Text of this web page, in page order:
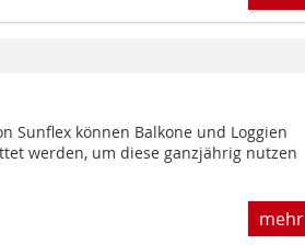
Sunflex können Balkone und Loggien
werden, um diese ganzjährig nutzen
mehr